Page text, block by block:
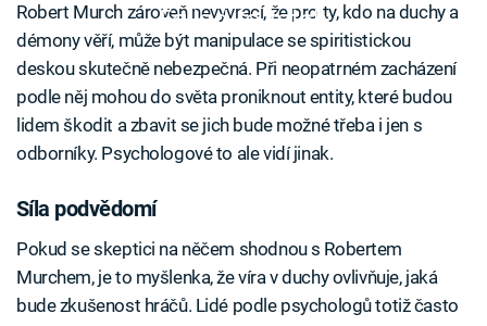
Failed to fetch
Robert Murch zároveň nevyvrací, že pro ty, kdo na duchy a
démony věří, může být manipulace se spiritistickou
deskou skutečně nebezpečná. Při neopatrném zacházení
podle něj mohou do světa proniknout entity, které budou
lidem škodit a zbavit se jich bude možné třeba i jen s
odborníky. Psychologové to ale vidí jinak.
Síla podvědomí
Pokud se skeptici na něčem shodnou s Robertem
Murchem, je to myšlenka, že víra v duchy ovlivňuje, jaká
bude zkušenost hráčů. Lidé podle psychologů totiž často